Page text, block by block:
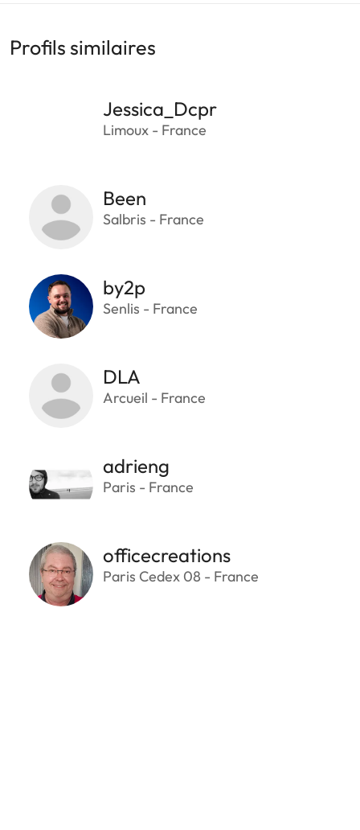
Profils similaires
Jessica_Dcpr
Limoux - France
Been
Salbris - France
by2p
Senlis - France
DLA
Arcueil - France
adrieng
Paris - France
officecreations
Paris Cedex 08 - France